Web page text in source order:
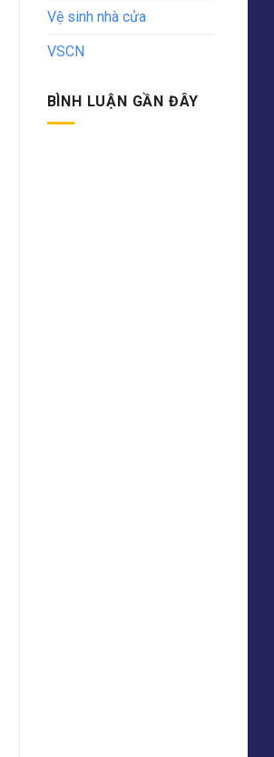
Vệ sinh nhà cửa
VSCN
BÌNH LUẬN GẦN ĐÂY